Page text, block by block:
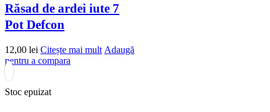
Răsad de ardei iute 7
Pot Defcon
12,00 lei Citește mai mult Adaugă
pentru a compara
Stoc epuizat